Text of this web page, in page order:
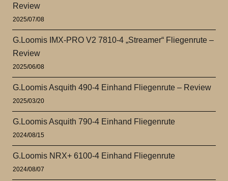
Review
2025/07/08
G.Loomis IMX-PRO V2 7810-4 „Streamer“ Fliegenrute –
Review
2025/06/08
G.Loomis Asquith 490-4 Einhand Fliegenrute – Review
2025/03/20
G.Loomis Asquith 790-4 Einhand Fliegenrute
2024/08/15
G.Loomis NRX+ 6100-4 Einhand Fliegenrute
2024/08/07